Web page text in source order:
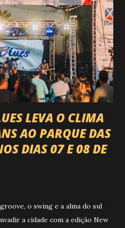
🎤 LINE-UP NACIONAL QUE
Serão quatro noites , entre
maio , com oito atrações gigantes
sertanejo, forró,
Gusttavo Lima Leonardo
LEVA O CLIMA
AO PARQUE DAS
DIAS 07 E 08 DE
o swing e a alma do sul
a cidade com a edição New